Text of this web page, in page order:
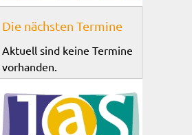
Die nächsten Termine
Aktuell sind keine Termine
vorhanden.